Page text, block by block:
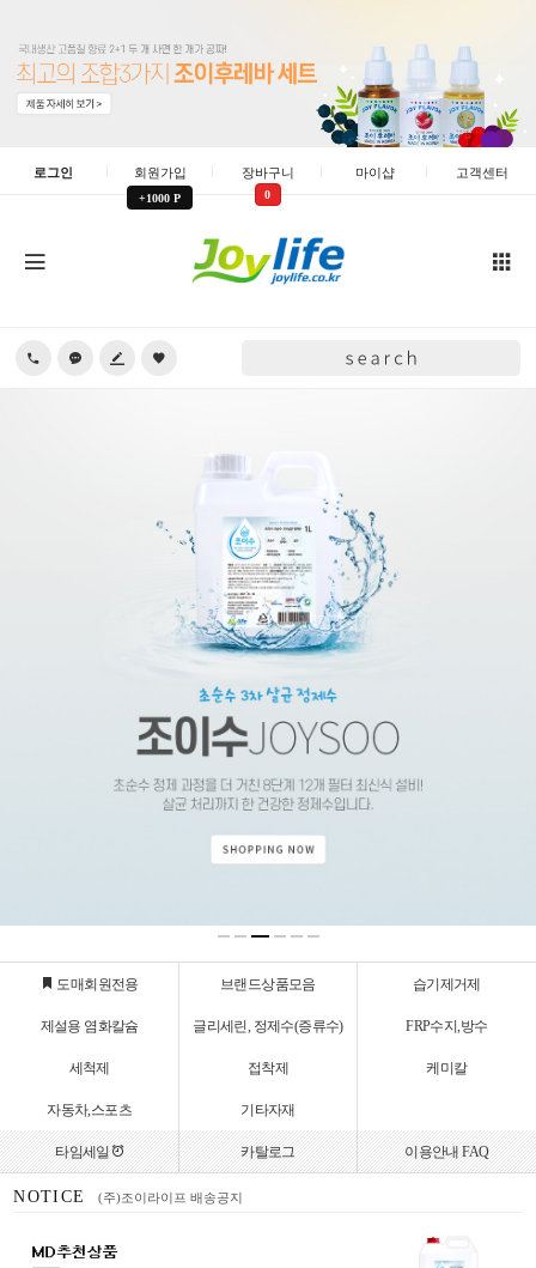
로그인 회원가입
+1000 P
장바구니
0
마이샵 고객센터
도매회원전용 브랜드상품모음 습기제거제
제설용 염화칼슘 글리세린, 정제수(증류수) FRP수지,방수
세척제 접착제 케미칼
자동차,스포츠 기타자재
타임세일 카탈로그 이용안내 FAQ
NOTICE
(주)조이라이프 배송공지
(주)조이라이프 리뷰적립금 안내